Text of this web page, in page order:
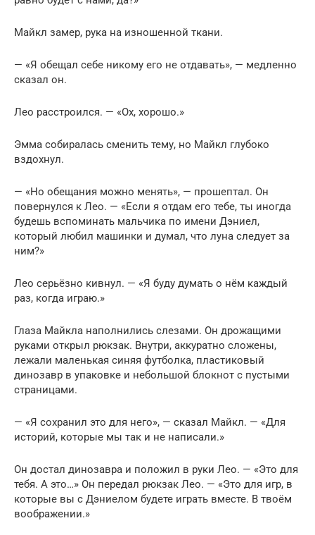
Майкл замер, рука на изношенной ткани.
— «Я обещал себе никому его не отдавать», — медленно
сказал он.
Лео расстроился. — «Ох, хорошо.»
Эмма собиралась сменить тему, но Майкл глубоко
вздохнул.
— «Но обещания можно менять», — прошептал. Он
повернулся к Лео. — «Если я отдам его тебе, ты иногда
будешь вспоминать мальчика по имени Дэниел,
который любил машинки и думал, что луна следует за
ним?»
Лео серьёзно кивнул. — «Я буду думать о нём каждый
раз, когда играю.»
Глаза Майкла наполнились слезами. Он дрожащими
руками открыл рюкзак. Внутри, аккуратно сложены,
лежали маленькая синяя футболка, пластиковый
динозавр в упаковке и небольшой блокнот с пустыми
страницами.
— «Я сохранил это для него», — сказал Майкл. — «Для
историй, которые мы так и не написали.»
Он достал динозавра и положил в руки Лео. — «Это для
тебя. А это…» Он передал рюкзак Лео. — «Это для игр, в
которые вы с Дэниелом будете играть вместе. В твоём
воображении.»